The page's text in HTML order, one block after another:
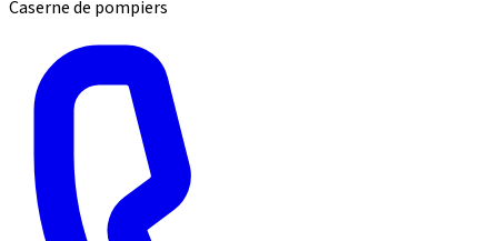
Caserne de pompiers